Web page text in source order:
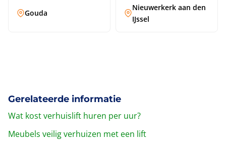
Gouda
Nieuwerkerk aan den
IJssel
Gerelateerde informatie
Wat kost verhuislift huren per uur?
Meubels veilig verhuizen met een lift